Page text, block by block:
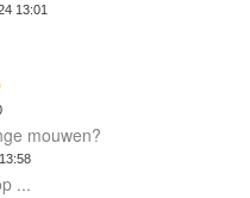
13:01
mouwen?
...